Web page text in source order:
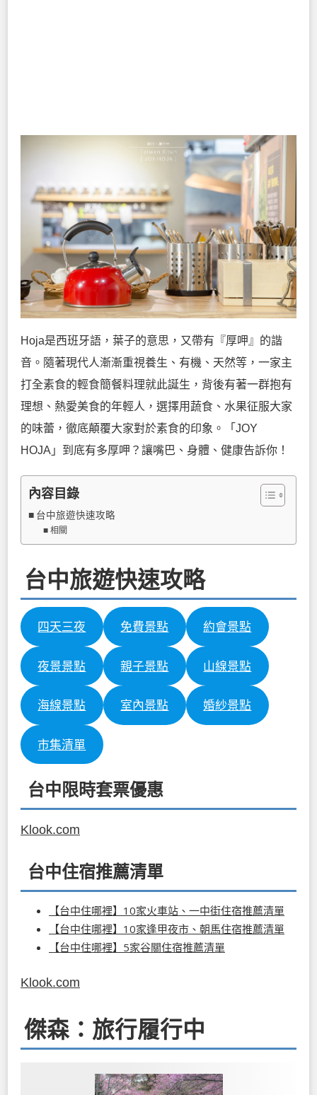
Hoja是西班牙語，葉子的意思，又帶有『厚呷』的諧
音。隨著現代人漸漸重視養生、有機、天然等，一家主
打全素食的輕食簡餐料理就此誕生，背後有著一群抱有
理想、熱愛美食的年輕人，選擇用蔬食、水果征服大家
的味蕾，徹底顛覆大家對於素食的印象。「JOY
HOJA」到底有多厚呷？讓嘴巴、身體、健康告訴你！
內容目錄
台中旅遊快速攻略
相關
台中旅遊快速攻略
四天三夜 免費景點 約會景點
夜景景點 親子景點 山線景點
海線景點 室內景點 婚紗景點
市集清單
台中限時套票優惠
Klook.com
台中住宿推薦清單
【台中住哪裡】10家火車站、一中街住宿推薦清單
【台中住哪裡】10家逢甲夜市、朝馬住宿推薦清單
【台中住哪裡】5家谷關住宿推薦清單
Klook.com
傑森：旅行履行中